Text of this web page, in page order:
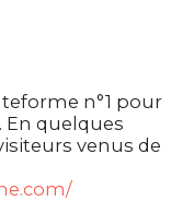
n°1 pour
En quelques
venus de